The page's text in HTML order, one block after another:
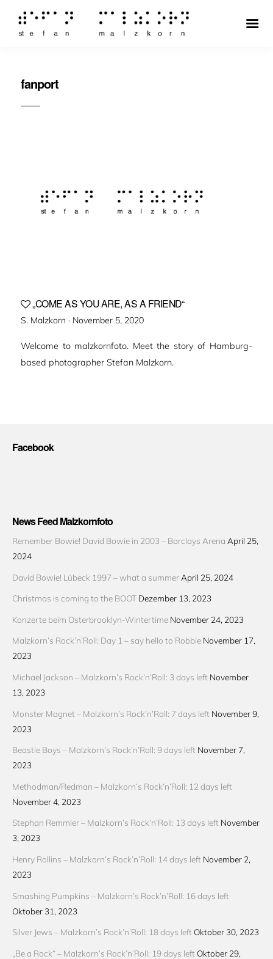
fanport
„COME AS YOU ARE, AS A FRIEND“
S. Malzkorn · Veröffentlicht
November 5, 2020
Welcome to malzkornfoto. Meet the story of Hamburg-
based photographer Stefan Malzkorn.
Facebook
News Feed Malzkornfoto
Remember Bowie! David Bowie in 2003 – Barclays Arena April 25,
2024
David Bowie! Lübeck 1997 – what a summer April 25, 2024
Christmas is coming to the BOOT Dezember 13, 2023
Konzerte beim Osterbrooklyn-Wintertime November 24, 2023
Malzkorn’s Rock’n’Roll: Day 1 – say hello to Robbie November 17,
2023
Michael Jackson – Malzkorn’s Rock’n’Roll: 3 days left November
13, 2023
Monster Magnet – Malzkorn’s Rock’n’Roll: 7 days left November 9,
2023
Beastie Boys – Malzkorn’s Rock’n’Roll: 9 days left November 7,
2023
Methodman/Redman – Malzkorn’s Rock’n’Roll: 12 days left
November 4, 2023
Stephan Remmler – Malzkorn’s Rock’n’Roll: 13 days left November
3, 2023
Henry Rollins – Malzkorn’s Rock’n’Roll: 14 days left November 2,
2023
Smashing Pumpkins – Malzkorn’s Rock’n’Roll: 16 days left
Oktober 31, 2023
Silver Jews – Malzkorn’s Rock’n’Roll: 18 days left Oktober 30, 2023
„Be a Rock“ – Malzkorn’s Rock’n’Roll: 19 days left Oktober 29,